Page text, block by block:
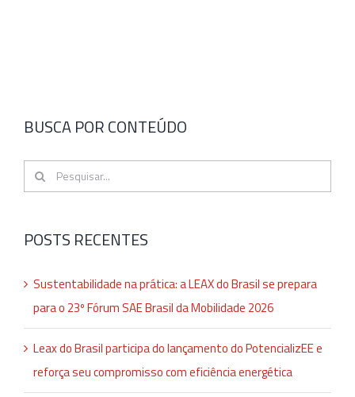
BUSCA POR CONTEÚDO
Buscar
resultados
POSTS RECENTES
Sustentabilidade na prática: a LEAX do Brasil se prepara
para o 23º Fórum SAE Brasil da Mobilidade 2026
Leax do Brasil participa do lançamento do PotencializEE e
reforça seu compromisso com eficiência energética